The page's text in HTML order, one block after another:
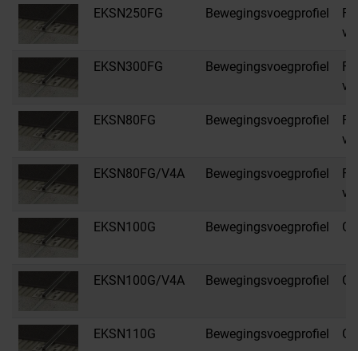
EKSN250FG Bewegingsvoegprofiel
EKSN300FG Bewegingsvoegprofiel
EKSN80FG Bewegingsvoegprofiel
EKSN80FG/V4A Bewegingsvoegprofiel
EKSN100G Bewegingsvoegprofiel G
EKSN100G/V4A Bewegingsvoegprofiel G
EKSN110G Bewegingsvoegprofiel G